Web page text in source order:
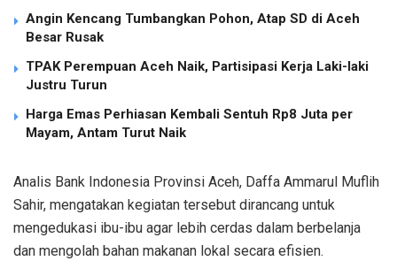
Angin Kencang Tumbangkan Pohon, Atap SD di Aceh
Besar Rusak
TPAK Perempuan Aceh Naik, Partisipasi Kerja Laki-laki
Justru Turun
Harga Emas Perhiasan Kembali Sentuh Rp8 Juta per
Mayam, Antam Turut Naik
Analis Bank Indonesia Provinsi Aceh, Daffa Ammarul Muflih
Sahir, mengatakan kegiatan tersebut dirancang untuk
mengedukasi ibu-ibu agar lebih cerdas dalam berbelanja
dan mengolah bahan makanan lokal secara efisien.